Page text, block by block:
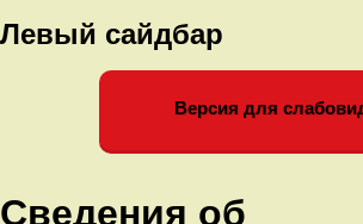
Левый сайдбар
Версия для
Сведения об